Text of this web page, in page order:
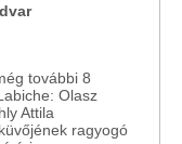
további 8
Olasz
Attila
ragyogó